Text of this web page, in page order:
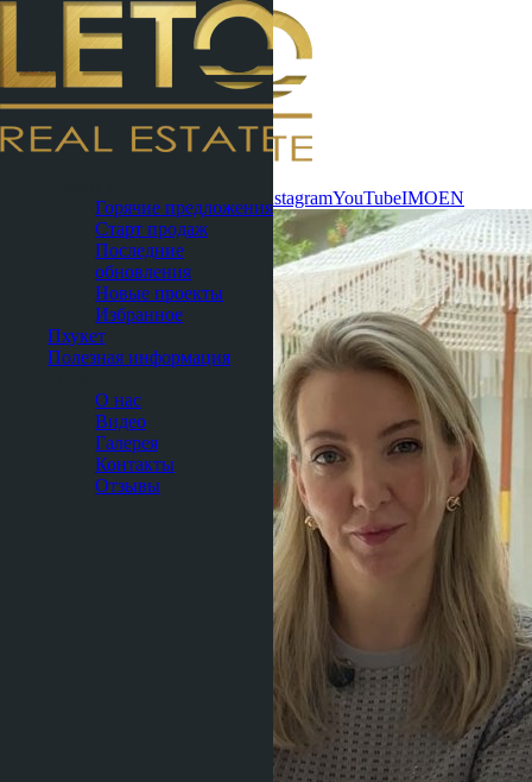
WhatsApp InstagramYouTubeIMOEN
Горячие предложения
Старт продаж
Последние
обновления
Новые проекты
Избранное
Пхукет
Полезная информация
О нас
Видео
Галерея
Контакты
Отзывы